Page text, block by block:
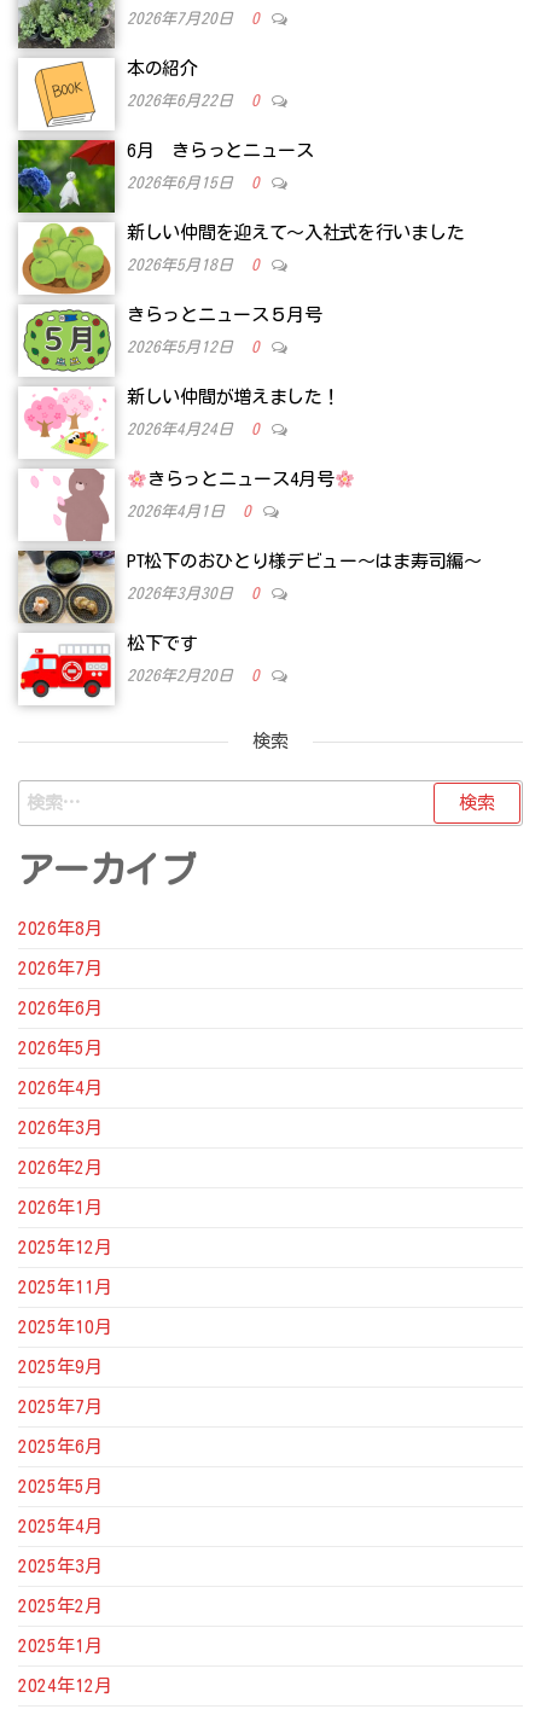
2026年7月20日 0
本の紹介
2026年6月22日 0
6月 きらっとニュース
2026年6月15日 0
新しい仲間を迎えて～入社式を行いました
2026年5月18日 0
きらっとニュース５月号
2026年5月12日 0
新しい仲間が増えました！
2026年4月24日 0
きらっとニュース4月号
2026年4月1日 0
PT松下のおひとり様デビュー～はま寿司編～
2026年3月30日 0
松下です
2026年2月20日 0
検索
検
索:
アーカイブ
2026年8月
2026年7月
2026年6月
2026年5月
2026年4月
2026年3月
2026年2月
2026年1月
2025年12月
2025年11月
2025年10月
2025年9月
2025年7月
2025年6月
2025年5月
2025年4月
2025年3月
2025年2月
2025年1月
2024年12月